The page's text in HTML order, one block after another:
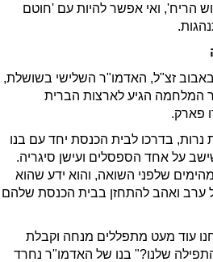
הריח', ואי אפשר להיות עם 'חוטם
זצ"ל, האדמו"ר השלישי בשושלת,
המלחמה הגיע לארצות הברית
פארק.
בדרכו לבית הכנסת יחד עם בנו
על אחד הספסלים ועישן סיגריה.
שלפני השואה, והוא ידע שהוא
ערב ואהב להתחזן בבית הכנסת שלהם
עוד מעט מתפללים מנחה וקבלת
שלנו?" בנו של האדמו"ר נחרד